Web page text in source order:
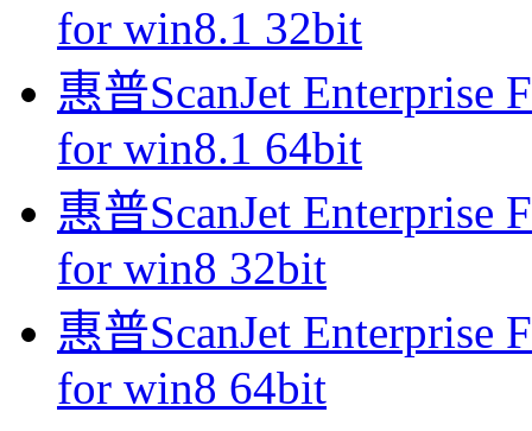
for win8.1 32bit
惠普ScanJet
for win8.1 64bit
惠普ScanJet
for win8 32bit
惠普ScanJet
for win8 64bit